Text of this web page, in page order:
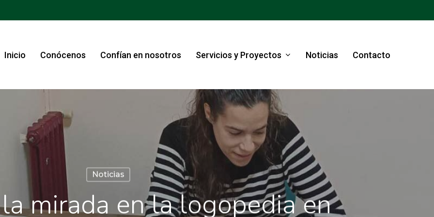
Inicio Conócenos Confían en nosotros Servicios y Proyectos Noticias Contacto
Noticias
mirada en la logopedia en